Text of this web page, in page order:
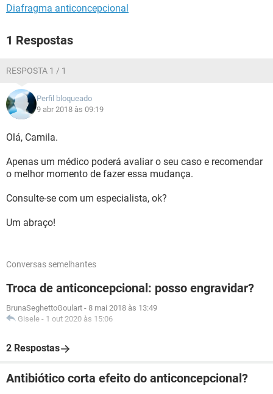
Diafragma anticoncepcional
1 Respostas
RESPOSTA 1 / 1
Perfil bloqueado
9 abr 2018 às 09:19
Olá, Camila.
Apenas um médico poderá avaliar o seu caso e recomendar
o melhor momento de fazer essa mudança.
Consulte-se com um especialista, ok?
Um abraço!
Conversas semelhantes
Troca de anticoncepcional: posso engravidar?
BrunaSeghettoGoulart - 8 mai 2018 às 13:49
Gisele - 1 out 2020 às 15:06
2 Respostas
Antibiótico corta efeito do anticoncepcional?